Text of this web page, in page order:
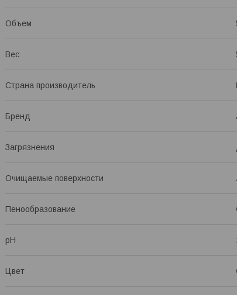
Объем
Вес
Страна производитель
Бренд
Загрязнения
Очищаемые поверхности
Пенообразование
pH
Цвет